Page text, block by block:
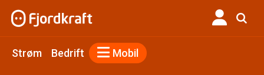
Strøm Bedrift Mobil